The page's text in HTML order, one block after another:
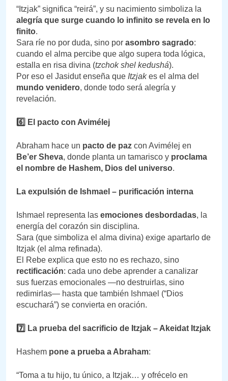
“Itzjak” significa “reirá”, y su nacimiento simboliza la
alegría que surge cuando lo infinito se revela en lo
finito.
Sara ríe no por duda, sino por asombro sagrado:
cuando el alma percibe que algo supera toda lógica,
estalla en risa divina (tzchok shel kedushá).
Por eso el Jasidut enseña que Itzjakes el alma del
mundo venidero, donde todo será alegría y
revelación.
6️ ⃣ El pacto con Avimélej
Abraham hace un pacto de paz con Avimélej en
Be’er Sheva, donde planta un tamarisco y proclama
el nombre de Hashem, Dios del universo.
La expulsión de Ishmael – purificación interna
Ishmael representa las emociones desbordadas, la
energía del corazón sin disciplina.
Sara (que simboliza el alma divina) exige apartarlo de
Itzjak (el alma refinada).
El Rebe explica que esto no es rechazo, sino
rectificación: cada uno debe aprender a canalizar
sus fuerzas emocionales —no destruirlas, sino
redimirlas— hasta que también Ishmael (“Dios
escuchará”) se convierta en oración.
7️ ⃣ La prueba del sacrificio de Itzjak – Akeidat Itzjak
Hashem pone a prueba a Abraham:
“Toma a tu hijo, tu único, a Itzjak… y ofrécelo en